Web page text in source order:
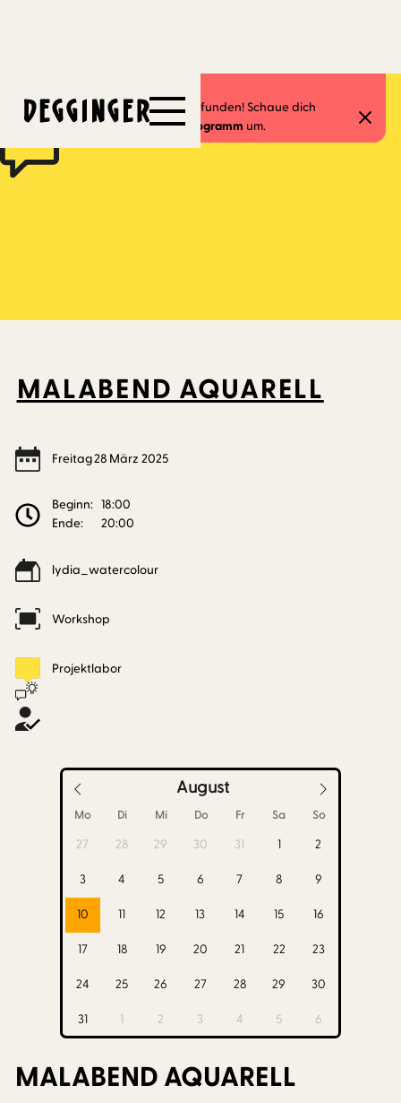
Dieses Event hat schon stattgefunden! Schaue dich
gerne in unseremaktuellen Programm um.
28.3.2025
MALABEND AQUARELL
Freitag28 März 2025
Beginn: 18:00
Ende:
20:00
lydia_watercolour
Workshop
Projektlabor
August
Mo Di Mi Do Fr Sa So
27 28 29 30 31 1 2
3 4 5 6 7 8 9
10 11 12 13 14 15 16
17 18 19 20 21 22 23
24 25 26 27 28 29 30
31 1 2 3 4 5 6
MALABEND AQUARELL